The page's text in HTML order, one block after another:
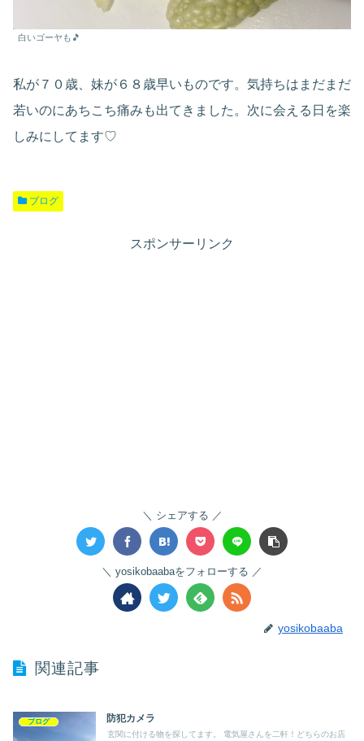
白いゴーヤも🎵
私が７０歳、妹が６８歳早いものです。気持ちはまだまだ
若いのにあちこち痛みも出てきました。次に会える日を楽
しみにしてます♡
ブログ
スポンサーリンク
シェアする
yosikobaabaをフォローする
yosikobaaba
関連記事
ブログ 防犯カメラ
玄関に付ける物を探してます。 電気屋さんを二軒！どちらのお店